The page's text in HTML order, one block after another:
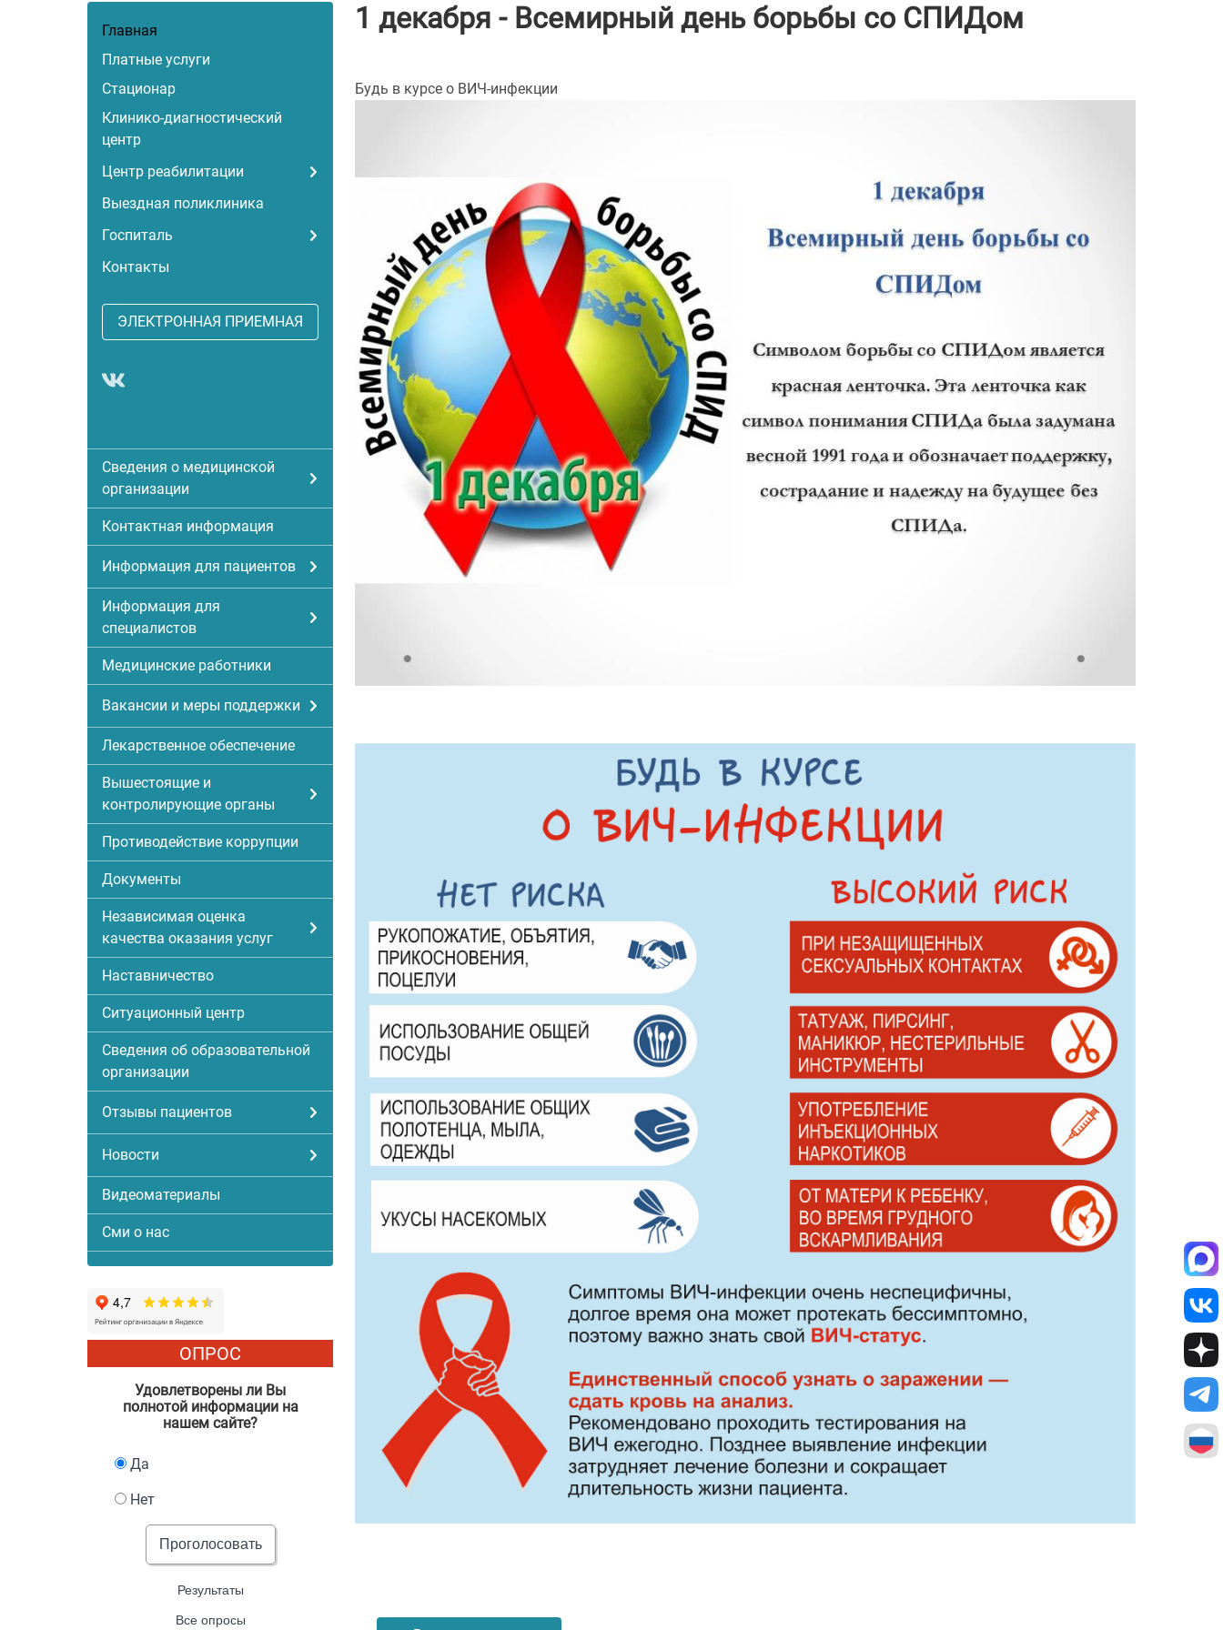
Главная
Платные услуги
Стационар
Клинико-диагностический
центр
Центр реабилитации
Выездная поликлиника
Госпиталь
Контакты
ЭЛЕКТРОННАЯ ПРИЕМНАЯ
Сведения о медицинской
организации
Контактная информация
Информация для пациентов
Информация для
специалистов
Медицинские работники
Вакансии и меры поддержки
Лекарственное обеспечение
Вышестоящие и
контролирующие органы
Противодействие коррупции
Документы
Независимая оценка
качества оказания услуг
Наставничество
Ситуационный центр
Сведения об образовательной
организации
Отзывы пациентов
Новости
Видеоматериалы
Сми о нас
ОПРОС
Удовлетворены ли Вы
полнотой информации на
нашем сайте?
Да
Нет
Проголосовать
Результаты
Все опросы
1 декабря - Всемирный день борьбы со СПИДом
Будь в курсе о ВИЧ-инфекции